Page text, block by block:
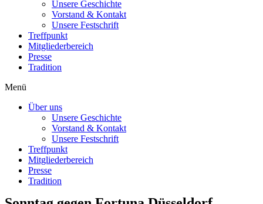
Unsere Geschichte
Vorstand & Kontakt
Unsere Festschrift
Treffpunkt
Mitgliederbereich
Presse
Tradition
Menü
Über uns
Unsere Geschichte
Vorstand & Kontakt
Unsere Festschrift
Treffpunkt
Mitgliederbereich
Presse
Tradition